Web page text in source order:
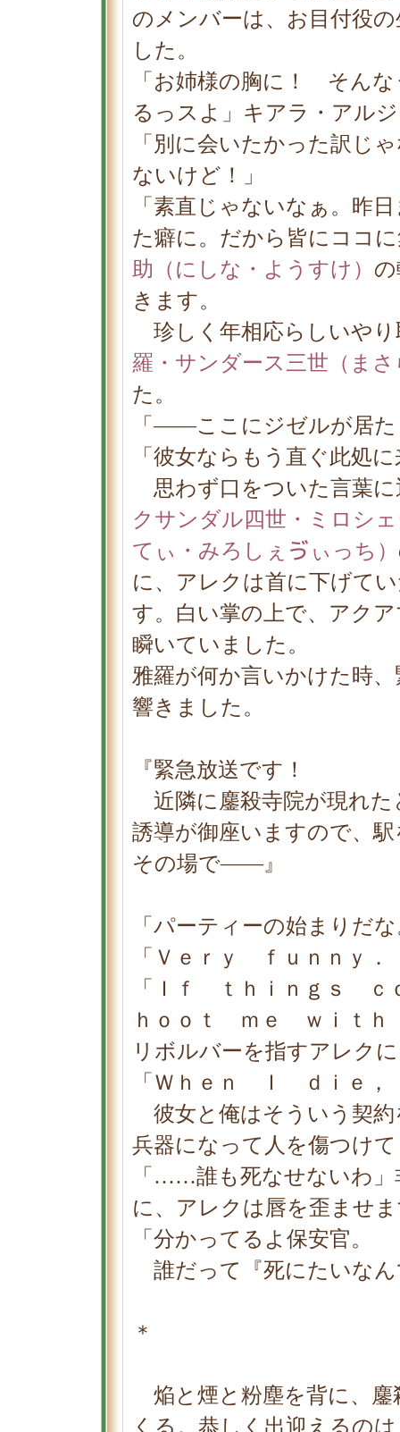
のメンバーは、お目付役
した。
「お姉様の胸に！ そん
るっスよ」キアラ・アル
「別に会いたかった訳じ
ないけど！」
「素直じゃないなぁ。昨
た癖に。だから皆にココ
助（にしな・ようすけ）
きます。
珍しく年相応らしいやり
羅・サンダース三世（ま
た。
「――ここにジゼルが居
「彼女ならもう直ぐ此処
思わず口をついた言葉に
クサンダル四世・ミロシ
てぃ・みろしぇゔぃっち）
に、アレクは首に下げて
す。白い掌の上で、アク
瞬いていました。
雅羅が何か言いかけた時
響きました。
『緊急放送です！
近隣に鏖殺寺院が現れた
誘導が御座いますので、
その場で――』
「パーティーの始まりだ
「Ｖｅｒｙ ｆｕｎｎｙ．
「Ｉｆ ｔｈｉｎｇｓ
ｈｏｏｔ ｍｅ ｗｉｔｈ
リボルバーを指すアレク
「Ｗｈｅｎ Ｉ ｄｉｅ
彼女と俺はそういう契
兵器になって人を傷つけ
「……誰も死なせないわ」
に、アレクは唇を歪ませ
「分かってるよ保安官。
誰だって『死にたいな
＊
焔と煙と粉塵を背に、鏖
くる。恭しく出迎えるの